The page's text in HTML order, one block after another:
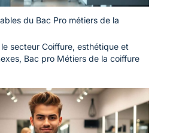
du Bac Pro métiers de la
secteur Coiffure, esthétique et
, Bac pro Métiers de la coiffure